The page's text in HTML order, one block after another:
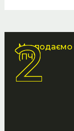
Мы подаємо
(ПЧ)